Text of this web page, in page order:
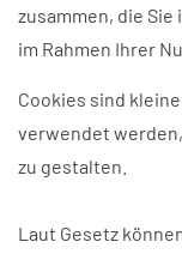
zusammen, die
im Rahmen Ihrer
Cookies sind
verwendet
zu gestalten.
Laut Gesetz